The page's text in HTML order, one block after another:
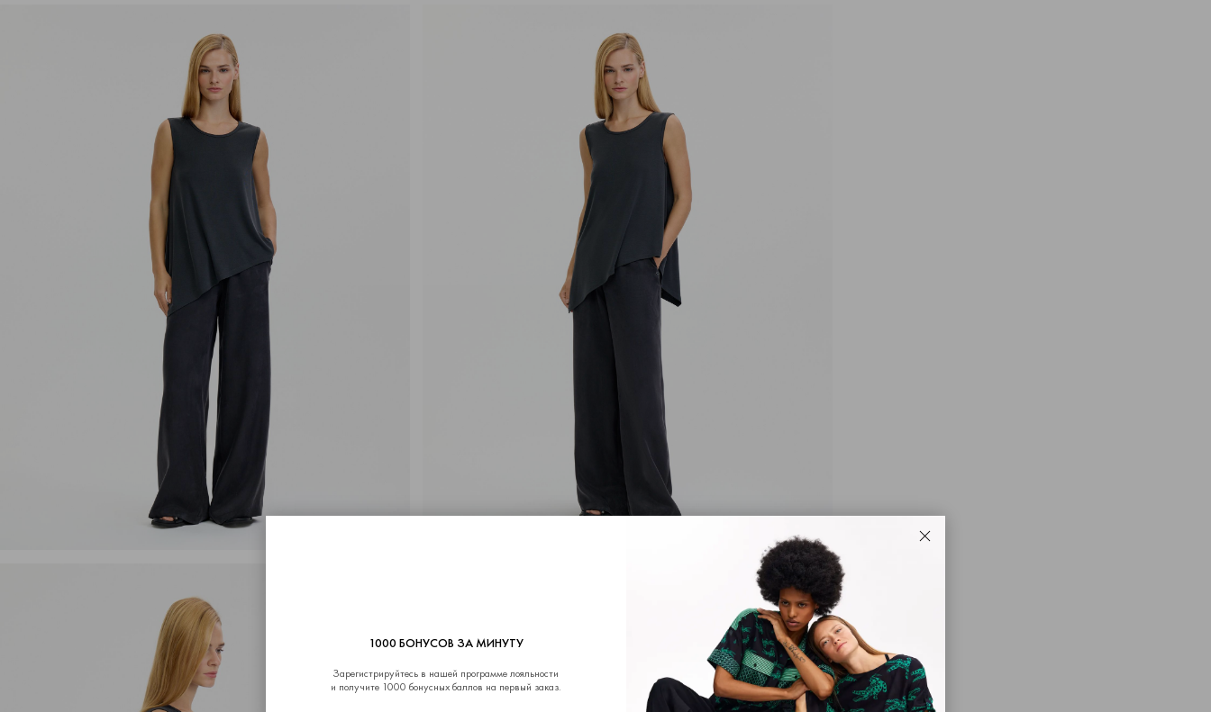
Закрыть
1000 БОНУСОВ ЗА МИНУТУ
Зарегистрируйтесь в нашей программе лояльности
и получите 1000 бонусных баллов на первый заказ.